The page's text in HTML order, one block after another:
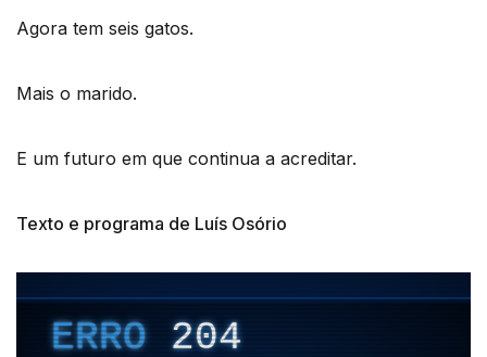
Agora tem seis gatos.
Mais o marido.
E um futuro em que continua a acreditar.
Texto e programa de Luís Osório